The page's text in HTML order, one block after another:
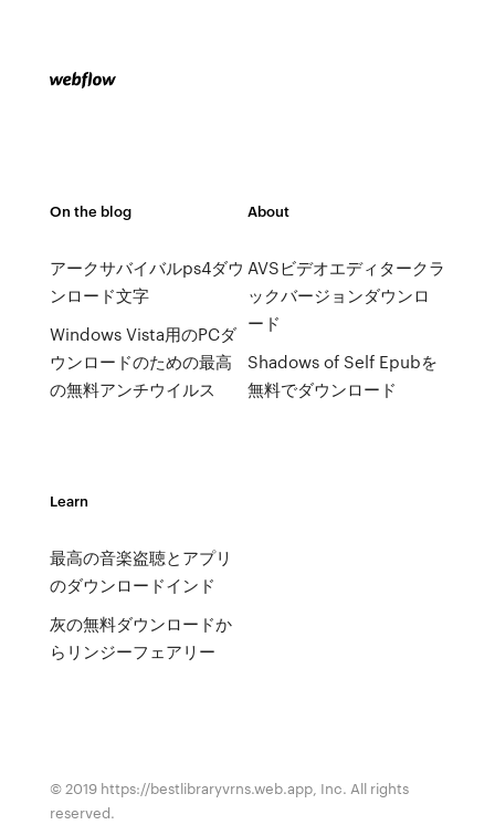
On the blog
アークサバイバルps4ダウ
ンロード文字
Windows Vista用のPCダ
ウンロードのための最高
の無料アンチウイルス
About
AVSビデオエディタークラ
ックバージョンダウンロ
ード
Shadows of Self Epubを
無料でダウンロード
Learn
最高の音楽盗聴とアプリ
のダウンロードインド
灰の無料ダウンロードか
らリンジーフェアリー
© 2019 https://bestlibraryvrns.web.app, Inc. All rights
reserved.